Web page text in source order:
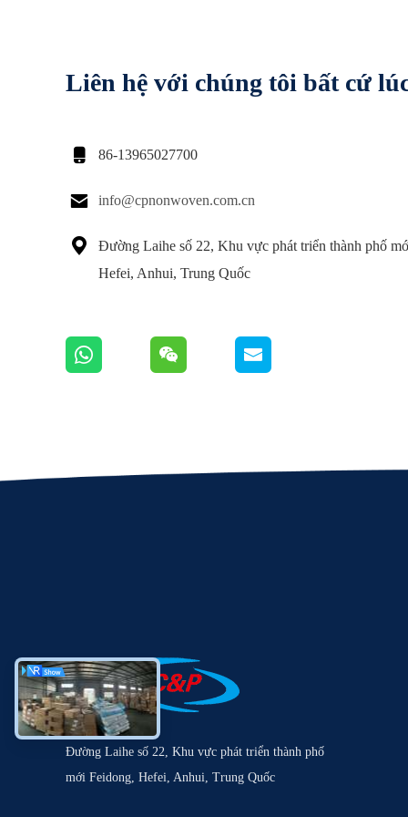
Liên hệ với chúng tôi bất cứ
 86-13965027700
 info@cpnonwoven.com.cn

Đường Laihe số 22, Khu vực phát triển thành phố
Hefei, Anhui, Trung Quốc
Đường Laihe số 22, Khu vực phát triển thành phố
mới Feidong, Hefei, Anhui, Trung Quốc